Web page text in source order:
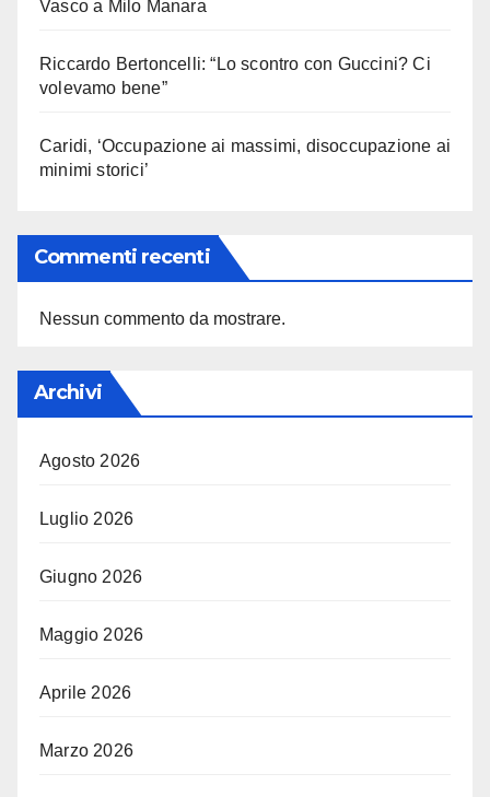
Vasco a Milo Manara
Riccardo Bertoncelli: “Lo scontro con Guccini? Ci
volevamo bene”
Caridi, ‘Occupazione ai massimi, disoccupazione ai
minimi storici’
Commenti recenti
Nessun commento da mostrare.
Archivi
Agosto 2026
Luglio 2026
Giugno 2026
Maggio 2026
Aprile 2026
Marzo 2026